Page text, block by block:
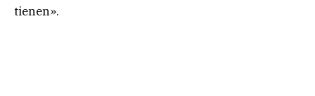
tienen».